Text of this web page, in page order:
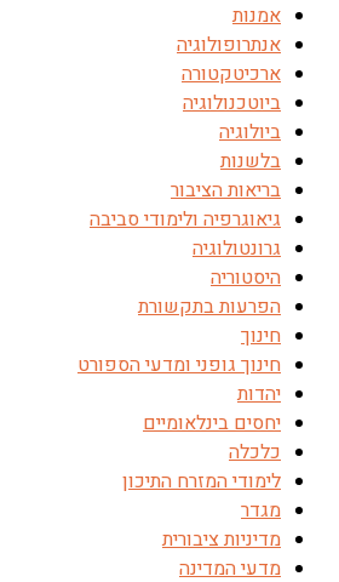
אמנות
אנתרופולוגיה
ארכיטקטורה
ביוטכנולוגיה
ביולוגיה
בלשנות
בריאות הציבור
גיאוגרפיה ולימודי סביבה
גרונטולוגיה
היסטוריה
הפרעות בתקשורת
חינוך
חינוך גופני ומדעי הספורט
יהדות
יחסים בינלאומיים
כלכלה
לימודי המזרח התיכון
מגדר
מדיניות ציבורית
מדעי המדינה